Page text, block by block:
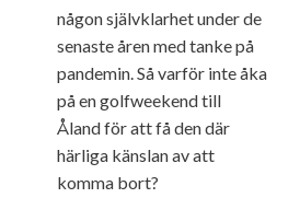
någon självklarhet under de
senaste åren med tanke på
pandemin. Så varför inte åka
på en golfweekend till
Åland för att få den där
härliga känslan av att
komma bort?